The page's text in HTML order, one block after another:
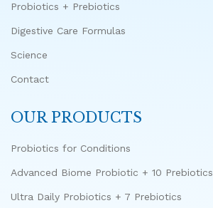
Probiotics + Prebiotics
Digestive Care Formulas
Science
Contact
OUR PRODUCTS
Probiotics for Conditions
Advanced Biome Probiotic + 10 Prebiotics
Ultra Daily Probiotics + 7 Prebiotics